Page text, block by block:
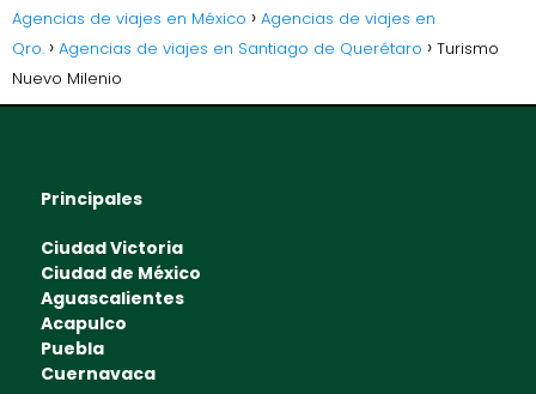
Agencias de viajes en México
Agencias de viajes en
Qro.
Agencias de viajes en Santiago de Querétaro
Turismo
Nuevo Milenio
Principales
Ciudad Victoria
Ciudad de México
Aguascalientes
Acapulco
Puebla
Cuernavaca